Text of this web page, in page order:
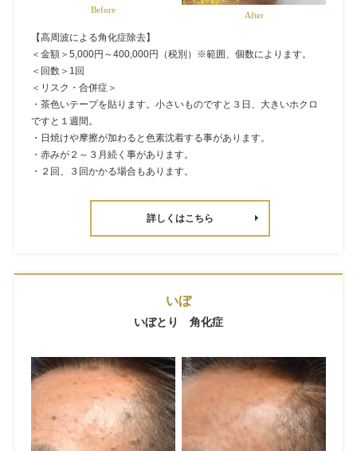
Before
After
【高周波による角化症除去】
＜金額＞5,000円～400,000円（税別）※範囲、個数によります。
＜回数＞1回
＜リスク・合併症＞
・茶色いテープを貼ります。小さいものですと３日、大きいホクロ
ですと１週間。
・日焼けや摩擦が加わると色素沈着する事があります。
・赤みが２～３月続く事があります。
・２回、３回かかる場合もあります。
詳しくはこちら
いぼ
いぼとり 角化症